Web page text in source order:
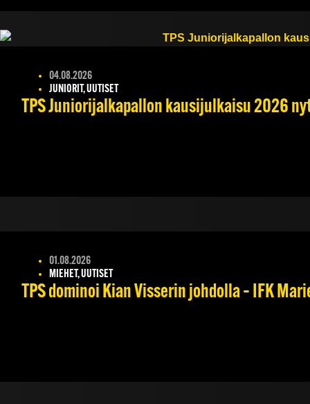
04.08.2026
JUNIORIT, UUTISET
TPS Juniorijalkapallon kausijulkaisu 2026
01.08.2026
MIEHET, UUTISET
TPS dominoi Kian Visserin johdolla – IFK